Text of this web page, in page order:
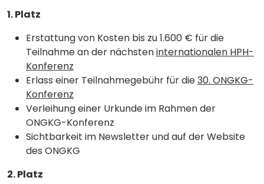
1. Platz
Erstattung von Kosten bis zu 1.600 € für die
Teilnahme an der nächsteninternationalen HPH-
Konferenz
Erlass einer Teilnahmegebühr für die30. ONGKG-
Konferenz
Verleihung einer Urkunde im Rahmen der
ONGKG-Konferenz
Sichtbarkeit im Newsletter und auf der Website
des ONGKG
2. Platz